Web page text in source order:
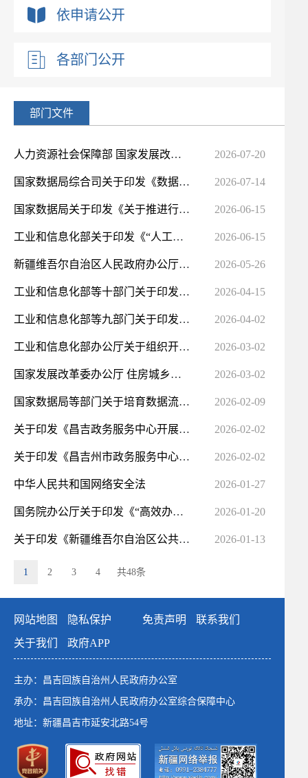
依申请公开
各部门公开
部门文件
人力资源社会保障部 国家发展改革委 工业和信息化部 国家数据局关于加快推进“人工智能＋人社”应用发展... 2026-07-20
国家数据局综合司关于印发《数据产权登记工作指引（试行）》的通知 2026-07-14
国家数据局关于印发《关于推进行业高质量数据集建设行动的实施方案》的通知 2026-06-15
工业和信息化部关于印发《“人工智能+信息通信”创新发展实施意见（2026—2028年）》的通知 2026-06-15
新疆维吾尔自治区人民政府办公厅关于印发《自治区“高效办成一件事”2026年度第一批重点事项清单》的通知 2026-05-26
工业和信息化部等十部门关于印发《人工智能科技伦理审查与服务办法（试行）》的通知 2026-04-15
工业和信息化部等九部门关于印发《推动物联网产业创新发展行动方案（2026—2028年）》的通知 2026-04-02
工业和信息化部办公厅关于组织开展国家算力互联互通节点建设工作的通知 2026-03-02
国家发展改革委办公厅 住房城乡建设部办公厅关于加强投资项目在线审批监管平台和工程建设项目审批管理系... 2026-03-02
国家数据局等部门关于培育数据流通服务机构 加快推进数据要素市场化价值化的意见 2026-02-09
关于印发《昌吉政务服务中心开展延时预约服务工作方案》的通知 2026-02-02
关于印发《昌吉州市政务服务中心联合管理办法》的通知 2026-02-02
中华人民共和国网络安全法 2026-01-27
国务院办公厅关于印发《“高效办成一件事”2026年度第一批重点事项清单》的通知 2026-01-20
关于印发《新疆维吾尔自治区公共数据资源授权运营实施细则（试行）》的通知 2026-01-13
1 2 3 4 共48条
网站地图 隐私保护 免责声明
联系我们
关于我们
政府APP
主办：昌吉回族自治州人民政府办公室
承办：昌吉回族自治州人民政府办公室综合保障中心
地址：新疆昌吉市延安北路54号